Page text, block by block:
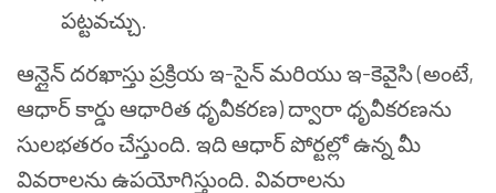
పట్టవచ్చు.
ఆన్లైన్ దరఖాస్తు ప్రక్రియ ఇ-సైన్ మరియు ఇ-కెవైసి (అంటే,
ఆధార్ కార్డు ఆధారిత ధృవీకరణ) ద్వారా ధృవీకరణను
సులభతరం చేస్తుంది. ఇది ఆధార్ పోర్టల్లో ఉన్న మీ
వివరాలను ఉపయోగిస్తుంది. వివరాలను